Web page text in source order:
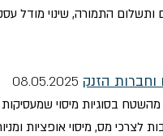
התמורה, שינוי מודל
וחברות הזנק
אלטו וישתף בניסיון מהשטח
מס, מיסוי אופציות